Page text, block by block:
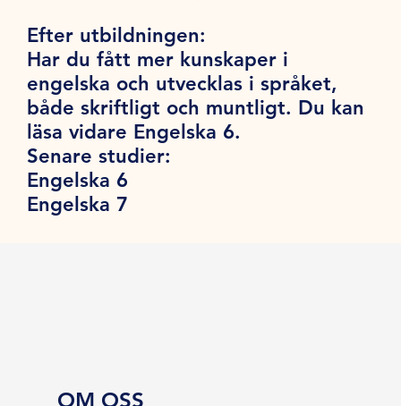
Efter utbildningen:
Har du fått mer kunskaper i
engelska och utvecklas i språket,
både skriftligt och muntligt. Du kan
läsa vidare Engelska 6.
Senare studier:
Engelska 6
Engelska 7
OM OSS